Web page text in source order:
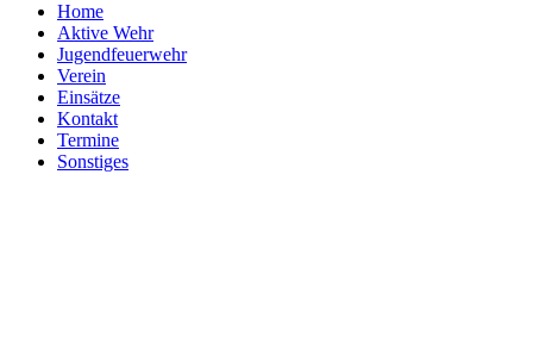
Home
Aktive Wehr
Jugendfeuerwehr
Verein
Einsätze
Kontakt
Termine
Sonstiges